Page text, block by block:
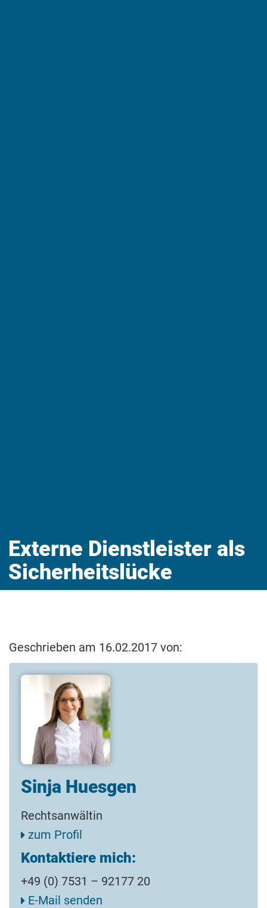
Externe Dienstleister als
Sicherheitslücke
Geschrieben am 16.02.2017 von:
Sinja Huesgen
Rechtsanwältin
zum Profil
Kontaktiere mich:
+49 (0) 7531 – 92177 20
E-Mail senden